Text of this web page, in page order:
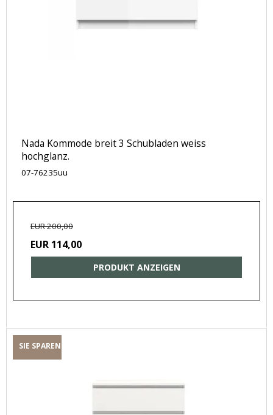
Nada Kommode breit 3 Schubladen weiss
hochglanz.
07-76235uu
EUR 200,00
EUR 114,00
PRODUKT ANZEIGEN
SIE SPAREN